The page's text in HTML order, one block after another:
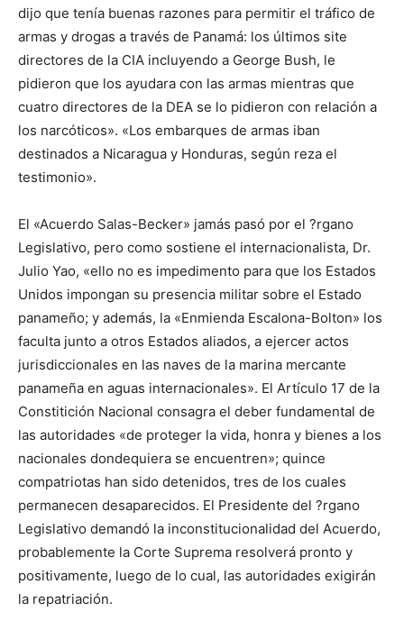
dijo que tenía buenas razones para permitir el tráfico de
armas y drogas a través de Panamá: los últimos site
directores de la CIA incluyendo a George Bush, le
pidieron que los ayudara con las armas mientras que
cuatro directores de la DEA se lo pidieron con relación a
los narcóticos». «Los embarques de armas iban
destinados a Nicaragua y Honduras, según reza el
testimonio».
El «Acuerdo Salas-Becker» jamás pasó por el ?rgano
Legislativo, pero como sostiene el internacionalista, Dr.
Julio Yao, «ello no es impedimento para que los Estados
Unidos impongan su presencia militar sobre el Estado
panameño; y además, la «Enmienda Escalona-Bolton» los
faculta junto a otros Estados aliados, a ejercer actos
jurisdiccionales en las naves de la marina mercante
panameña en aguas internacionales». El Artículo 17 de la
Constitición Nacional consagra el deber fundamental de
las autoridades «de proteger la vida, honra y bienes a los
nacionales dondequiera se encuentren»; quince
compatriotas han sido detenidos, tres de los cuales
permanecen desaparecidos. El Presidente del ?rgano
Legislativo demandó la inconstitucionalidad del Acuerdo,
probablemente la Corte Suprema resolverá pronto y
positivamente, luego de lo cual, las autoridades exigirán
la repatriación.